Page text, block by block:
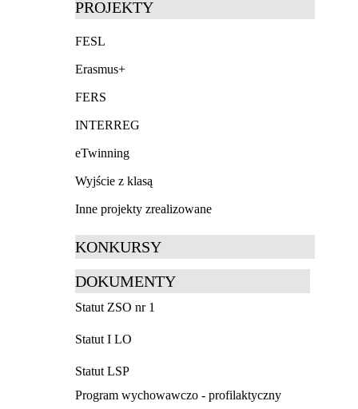
PROJEKTY
FESL
Erasmus+
FERS
INTERREG
eTwinning
Wyjście z klasą
Inne projekty zrealizowane
KONKURSY
DOKUMENTY
Statut ZSO nr 1
Statut I LO
Statut LSP
Program wychowawczo - profilaktyczny